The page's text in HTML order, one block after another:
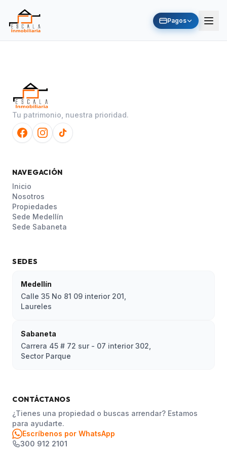
Pagos
Tu patrimonio, nuestra prioridad.
NAVEGACIÓN
Inicio
Nosotros
Propiedades
Sede Medellín
Sede Sabaneta
SEDES
Medellín
Calle 35 No 81 09 interior 201,
Laureles
Sabaneta
Carrera 45 # 72 sur - 07 interior 302,
Sector Parque
CONTÁCTANOS
¿Tienes una propiedad o buscas arrendar? Estamos
para ayudarte.
Escríbenos por WhatsApp
300 912 2101